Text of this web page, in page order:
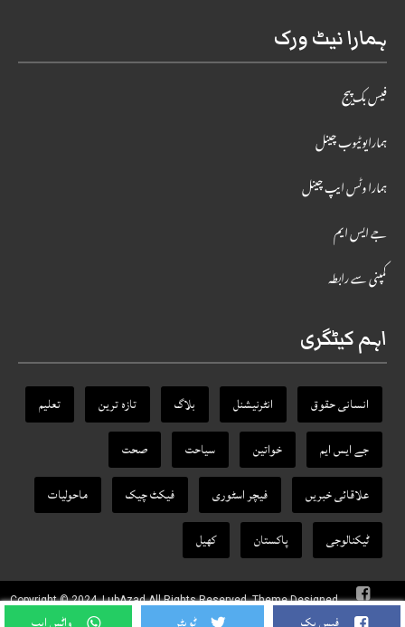
ہمارا نیٹ ورک
فیس بک پیج
ہمارایوٹیوب چینل
ہمارا وٹس ایپ چینل
جے ایس ایم
کمپنی سے رابطہ
اہم کیٹگری
انسانی حقوق انٹرنیشنل بلاگ تازہ ترین
تعلیم
جے ایس ایم
خواتین سیاحت
صحت
علاقائی خبریں
فیچر اسٹوری فیکٹ‌ چیک
ماحولیات
ٹیکنالوجی
پاکستان کھیل
Copyright © 2024, LubAzad All Rights Reserved. Theme Designed
RANKTRA